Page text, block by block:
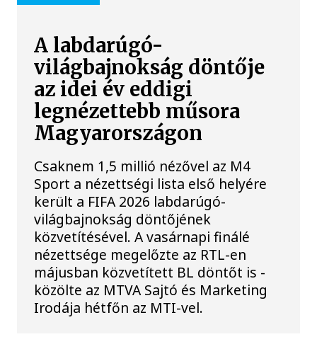
A labdarúgó-
világbajnokság döntője
az idei év eddigi
legnézettebb műsora
Magyarországon
Csaknem 1,5 millió nézővel az M4
Sport a nézettségi lista első helyére
került a FIFA 2026 labdarúgó-
világbajnokság döntőjének
közvetítésével. A vasárnapi finálé
nézettsége megelőzte az RTL-en
májusban közvetített BL döntőt is -
közölte az MTVA Sajtó és Marketing
Irodája hétfőn az MTI-vel.